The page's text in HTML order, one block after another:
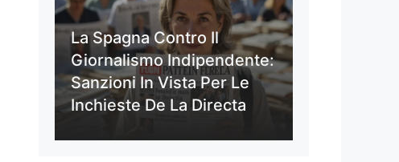
La Spagna Contro Il
Giornalismo Indipendente:
Sanzioni In Vista Per Le
Inchieste De La Directa